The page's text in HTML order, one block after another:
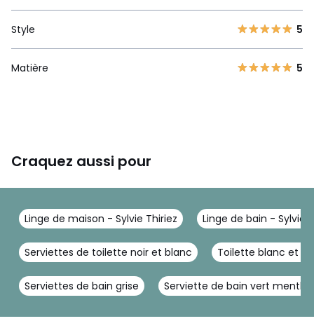
Style 5
Matière 5
Craquez aussi pour
Linge de maison - Sylvie Thiriez Linge de bain - Sylvie
Serviettes de toilette noir et blanc Toilette blanc et
Serviettes de bain grise Serviette de bain vert menthe